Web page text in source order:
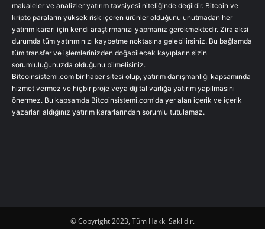
makaleler ve analizler yatırım tavsiyesi niteliğinde değildir. Bitcoin ve
kripto paraların yüksek risk içeren ürünler olduğunu unutmadan her
yatırım kararı için kendi araştırmanızı yapmanız gerekmektedir. Zira aksi
durumda tüm yatırımınızı kaybetme noktasına gelebilirsiniz. Bu bağlamda
tüm transfer ve işlemlerinizden doğabilecek kayıpların sizin
sorumluluğunuzda olduğunu bilmelisiniz.
Bitcoinsistemi.com bir haber sitesi olup, yatırım danışmanlığı kapsamında
hizmet vermez ve hiçbir proje veya dijital varlığa yatırım yapılmasını
önermez. Bu kapsamda Bitcoinsistemi.com'da yer alan içerik ve içerik
yazarları aldığınız yatırım kararlarından sorumlu tutulamaz.
© Copyright 2023, Tüm Hakkı Saklıdır.